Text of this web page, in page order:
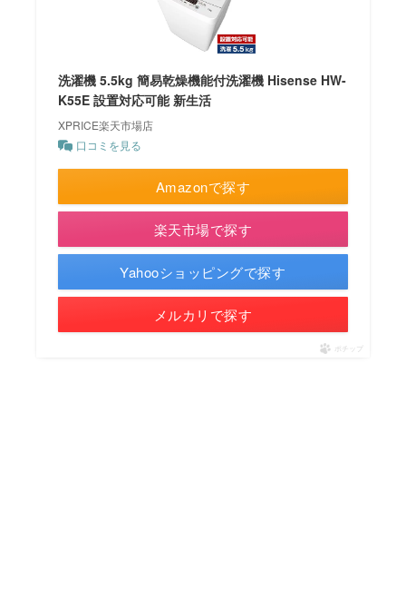
洗濯機 5.5kg 簡易乾燥機能付洗濯機 Hisense HW-
K55E 設置対応可能 新生活
XPRICE楽天市場店
口コミを見る
Amazonで探す
楽天市場で探す
Yahooショッピングで探す
メルカリで探す
ポチップ